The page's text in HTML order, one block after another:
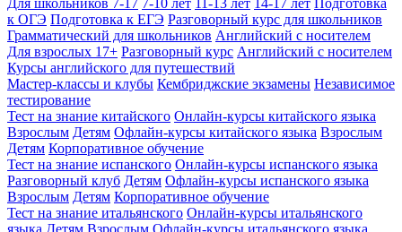
Для школьников 7-17 7-10 лет 11-13 лет 14-17 лет Подготовка
к ОГЭ Подготовка к ЕГЭ Разговорный курс для школьников
Грамматический для школьников Английский с носителем
Для взрослых 17+ Разговорный курс Английский с носителем
Курсы английского для путешествий
Мастер-классы и клубы Кембриджские экзамены Независимое
тестирование
Тест на знание китайского Онлайн-курсы китайского языка
Взрослым Детям Офлайн-курсы китайского языка Взрослым
Детям Корпоративное обучение
Тест на знание испанского Онлайн-курсы испанского языка
Разговорный клуб Детям Офлайн-курсы испанского языка
Взрослым Детям Корпоративное обучение
Тест на знание итальянского Онлайн-курсы итальянского
языка Детям Взрослым Офлайн-курсы итальянского языка